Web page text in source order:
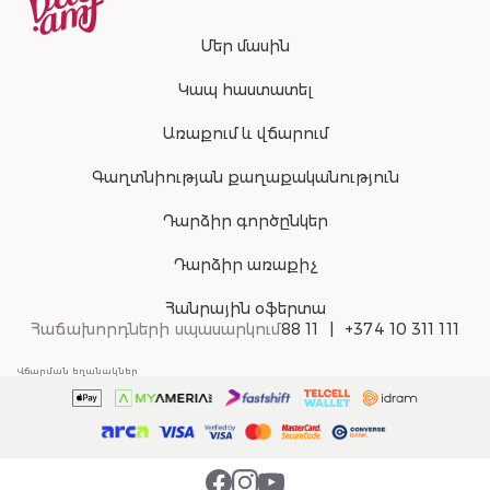
Մեր մասին
Կապ հաստատել
Առաքում և վճարում
Գաղտնիության քաղաքականություն
Դարձիր գործընկեր
Դարձիր առաքիչ
Հանրային օֆերտա
Հաճախորդների սպասարկում88 11 +374 10 311 111
Վճարման եղանակներ